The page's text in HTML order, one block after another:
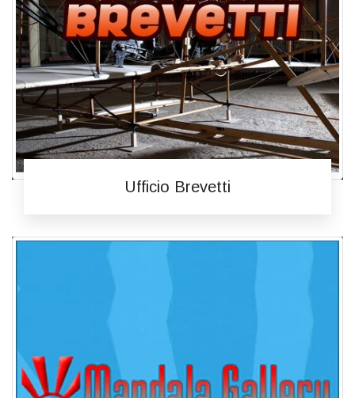
Ufficio Brevetti